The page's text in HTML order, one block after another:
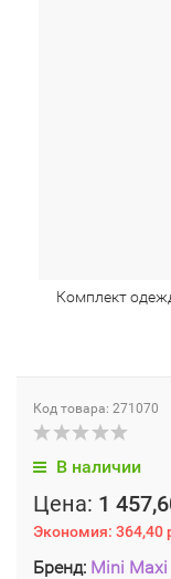
Комплект
Код товара: 271070
В наличии
Цена: 1
Экономия: 364,40
Бренд: Mini Maxi